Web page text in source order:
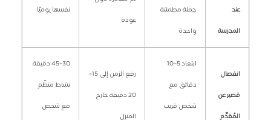
عند
المدرسة
جملة مطمئنة
واحدة
عودة
نفسها يوميًا
انفصال
قصير عن
المُقدِّم
ابتعاد 5–10
دقائق مع
شخص قريب
رفع الزمن إلى 15–
20 دقيقة خارج
المنزل
30–45 دقيقة
نشاط منظّم
مع شخص